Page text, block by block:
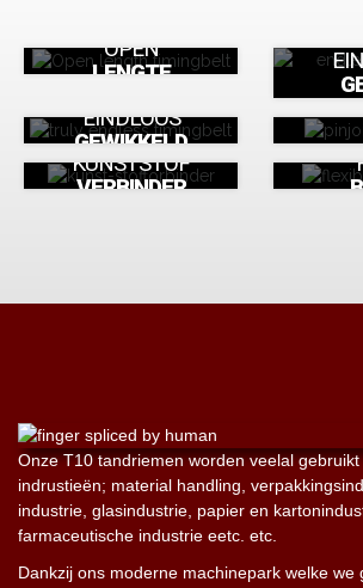
OPEN
LENGTE
EINDLOOS
GEWIKKELD
KUNSTSTOF
VERBINDER
Onze T10 tandriemen worden veelal
indrustieën; material handling,
industrie, glasindustrie, papier en
farmaceutische industrie eetc. etc.
Dankzij ons moderne machinepark welke we